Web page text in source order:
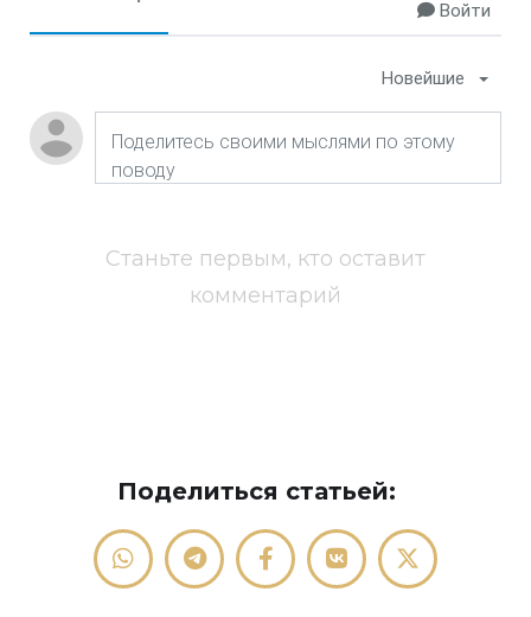
Войти
Новейшие
Станьте первым, кто оставит
комментарий
Поделиться статьей: